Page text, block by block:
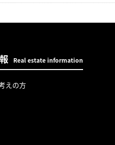
Real estate information
えの方